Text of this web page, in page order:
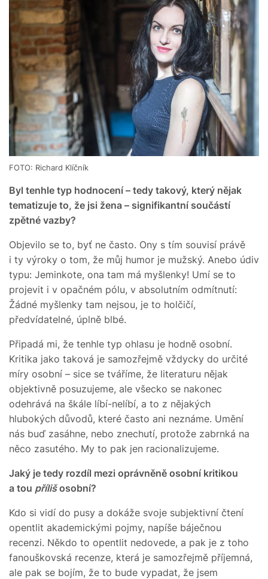
FOTO: Richard Klíčník
Byl tenhle typ hodnocení – tedy takový, který nějak
tematizuje to, že jsi žena – signifikantní součástí
zpětné vazby?
Objevilo se to, byť ne často. Ony s tím souvisí právě
i ty výroky o tom, že můj humor je mužský. Anebo údiv
typu: Jeminkote, ona tam má myšlenky! Umí se to
projevit i v opačném pólu, v absolutním odmítnutí:
Žádné myšlenky tam nejsou, je to holčičí,
předvídatelné, úplně blbé.
Připadá mi, že tenhle typ ohlasu je hodně osobní.
Kritika jako taková je samozřejmě vždycky do určité
míry osobní – sice se tváříme, že literaturu nějak
objektivně posuzujeme, ale všecko se nakonec
odehrává na škále líbí-nelíbí, a to z nějakých
hlubokých důvodů, které často ani neznáme. Umění
nás buď zasáhne, nebo znechutí, protože zabrnká na
něco zasutého. My to pak jen racionalizujeme.
Jaký je tedy rozdíl mezi oprávněně osobní kritikou
a tou přílišosobní?
Kdo si vidí do pusy a dokáže svoje subjektivní čtení
opentlit akademickými pojmy, napíše báječnou
recenzi. Někdo to opentlit nedovede, a pak je z toho
fanouškovská recenze, která je samozřejmě příjemná,
ale pak se bojím, že to bude vypadat, že jsem